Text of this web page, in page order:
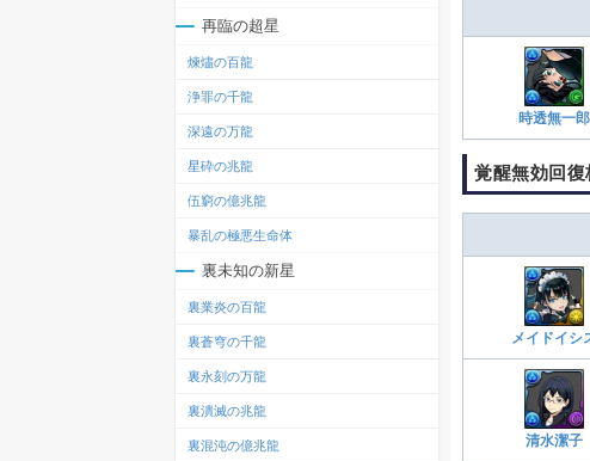
時透無一郎
覚醒無効回復
メイドイシ
清水潔子
再臨の超星
煉燼の百龍
浄罪の千龍
深遠の万龍
星砕の兆龍
伍窮の億兆龍
暴乱の極悪生命体
裏未知の新星
裏業炎の百龍
裏蒼穹の千龍
裏永刻の万龍
裏潰滅の兆龍
裏混沌の億兆龍